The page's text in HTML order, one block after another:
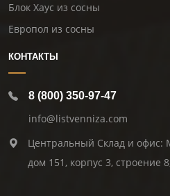
Блок Хаус из сосны
Европол из сосны
КОНТАКТЫ
8 (800) 350-97-47
info@listvenniza.com
Центральный Склад и офис:
дом 151, корпус 3, строение